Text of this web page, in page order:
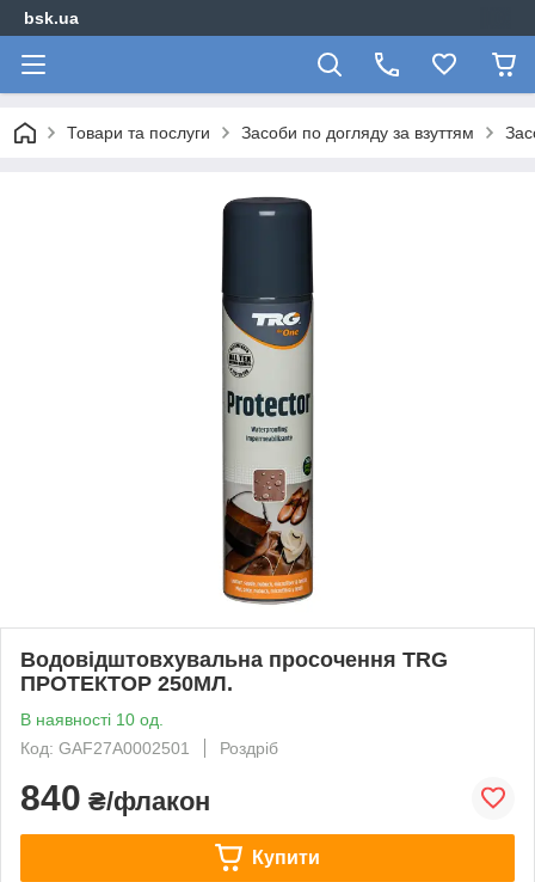
bsk.ua
Товари та послуги Засоби по догляду за взуттям
Водовідштовхувальна просочення TRG
ПРОТЕКТОР 250МЛ.
В наявності 10 од.
Код: GAF27A0002501
Роздріб
840 ₴/флакон
Купити